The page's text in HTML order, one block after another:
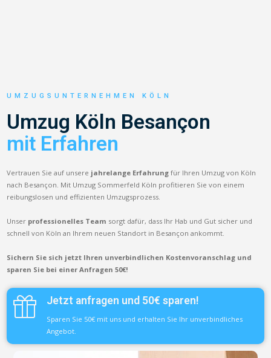
UMZUGSUNTERNEHMEN KÖLN
Umzug Köln Besançon
mit Erfahren
Vertrauen Sie auf unsere jahrelange Erfahrung für Ihren Umzug von Köln
nach Besançon. Mit Umzug Sommerfeld Köln profitieren Sie von einem
reibungslosen und effizienten Umzugsprozess.
Unser professionelles Team sorgt dafür, dass Ihr Hab und Gut sicher und
schnell von Köln an Ihrem neuen Standort in Besançon ankommt.
Sichern Sie sich jetzt Ihren unverbindlichen Kostenvoranschlag und
sparen Sie bei einer Anfragen 50€!
Jetzt anfragen und 50€ sparen!
Sparen Sie 50€ mit uns und erhalten Sie Ihr unverbindliches
Angebot.